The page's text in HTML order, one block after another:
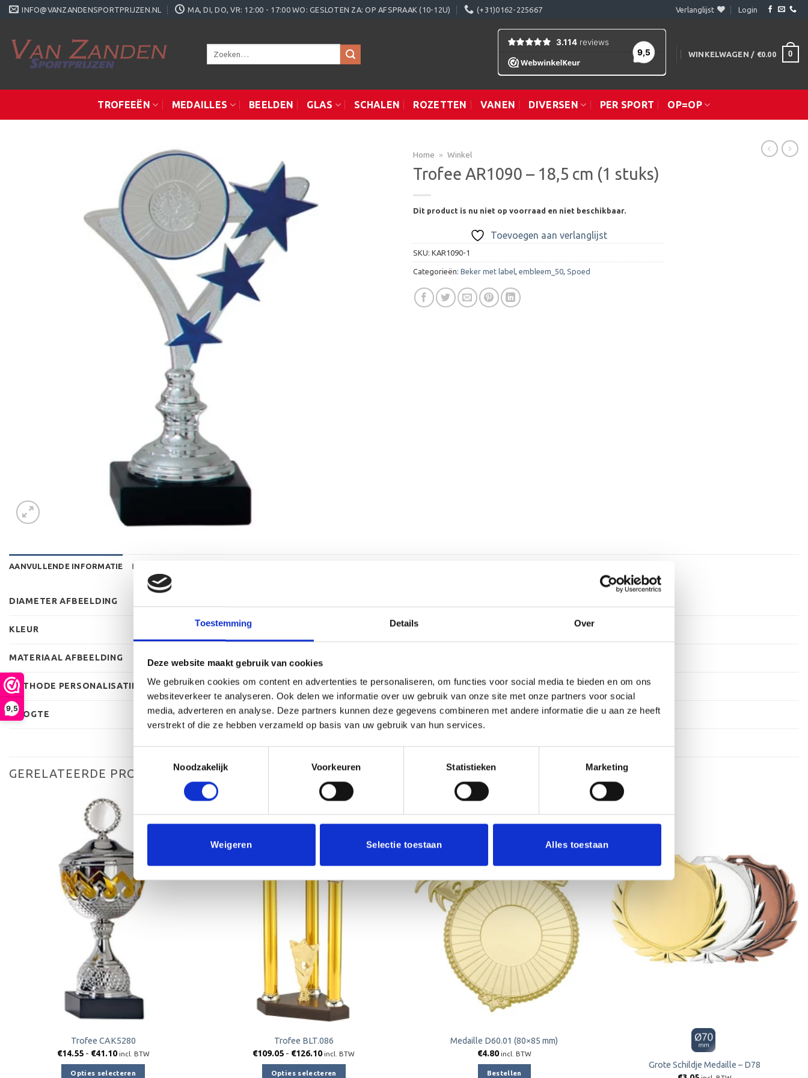
Toestemming Details Over
Deze website maakt gebruik van cookies
We gebruiken cookies om content en advertenties te personaliseren, om functies voor social media te bieden en om ons
websiteverkeer te analyseren. Ook delen we informatie over uw gebruik van onze site met onze partners voor social
media, adverteren en analyse. Deze partners kunnen deze gegevens combineren met andere informatie die u aan ze heeft
verstrekt of die ze hebben verzameld op basis van uw gebruik van hun services.
Noodzakelijk
Voorkeuren Statistieken Marketing
Weigeren Selectie toestaan Alles toestaan
9,5
Ga
INFO@VANZANDENSPORTPRIJZEN.NL MA, DI, DO, VR: 12:00 - 17:00 WO: GESLOTEN ZA: OP AFSPRAAK (10-12U) (+31)0162-225667 Verlanglijst Login
Zoeken
WINKELWAGEN / €0.00 0
TROFEEËN MEDAILLES BEELDEN GLAS SCHALEN ROZETTEN VANEN DIVERSEN PER SPORT OP=OP
Home » Winkel
Trofee AR1090 – 18,5 cm (1 stuks)
Dit product is nu niet op voorraad en niet beschikbaar.
Toevoegen aan verlanglijst
SKU: KAR1090-1
Categorieën: Beker met label embleem_50 Spoed
AANVULLENDE INFORMATIE BEOORDELINGEN (0)
DIAMETER AFBEELDING
KLEUR
MATERIAAL AFBEELDING
METHODE PERSONALISATIE Labelen
HOOGTE 17 cm, 17,5 cm, 18 cm, 18,5 cm
GERELATEERDE PRODUCTEN
verlanglijst
Trofee CAK5280
€14.55 - €41.10Prijsklasse:
tot
incl. BTW
Opties selecteren
Toevoegen
verlanglijst
Trofee BLT.086
€109.05 - €126.10Prijsklasse:
incl. BTW
Opties selecteren
Toevoegen
verlanglijst
Medaille D60.01 (80×85 mm)
€4.80 incl. BTW
Bestellen
verlanglijst
Grote Schildje Medaille – D78